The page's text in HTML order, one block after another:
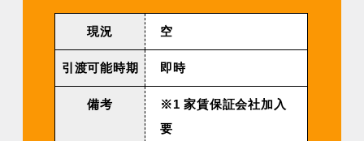
現況 空
引渡可能時期 即時
備考
※1 家賃保証会社加入
要